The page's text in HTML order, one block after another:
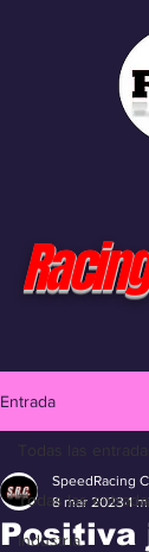
Entrada
Todas las
Industria
Todas las entradas
Positiva
SpeedRacing
8 mar 2023 1